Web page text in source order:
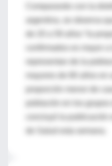
argentina, se observa
confirmados es mayor a
representan de la
mayores de 80 años en
población en los grupos